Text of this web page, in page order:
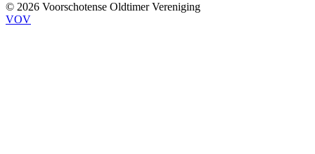
© 2026 Voorschotense Oldtimer Vereniging
VOV